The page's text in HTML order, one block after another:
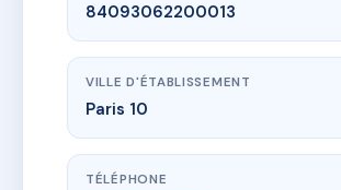
84093062200013
VILLE D'ÉTABLISSEMENT
Paris 10
TÉLÉPHONE